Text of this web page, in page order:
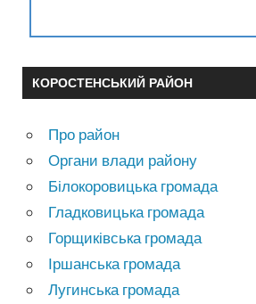
КОРОСТЕНСЬКИЙ РАЙОН
Про район
Органи влади району
Білокоровицька громада
Гладковицька громада
Горщиківська громада
Іршанська громада
Лугинська громада